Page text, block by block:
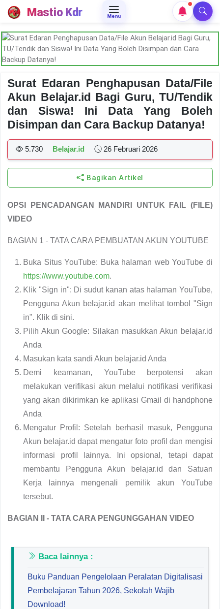
Mastio Kdr Menu
Surat Edaran Penghapusan Data/File
Akun Belajar.id Bagi Guru, TU/Tendik
dan Siswa! Ini Data Yang Boleh
Disimpan dan Cara Backup Datanya!
5.730 Belajar.id 26 Februari 2026
Bagikan Artikel
OPSI PENCADANGAN MANDIRI UNTUK FAIL (FILE)
VIDEO
BAGIAN 1 - TATA CARA PEMBUATAN AKUN YOUTUBE
Buka Situs YouTube: Buka halaman web YouTube di
https://www.youtube.com.
Klik "Sign in": Di sudut kanan atas halaman YouTube,
Pengguna Akun belajar.id akan melihat tombol "Sign
in". Klik di sini.
Pilih Akun Google: Silakan masukkan Akun belajar.id
Anda
Masukan kata sandi Akun belajar.id Anda
Demi keamanan, YouTube berpotensi akan
melakukan verifikasi akun melalui notifikasi verifikasi
yang akan dikirimkan ke aplikasi Gmail di handphone
Anda
Mengatur Profil: Setelah berhasil masuk, Pengguna
Akun belajar.id dapat mengatur foto profil dan mengisi
informasi profil lainnya. Ini opsional, tetapi dapat
membantu Pengguna Akun belajar.id dan Satuan
Kerja lainnya mengenali pemilik akun YouTube
tersebut.
BAGIAN II - TATA CARA PENGUNGGAHAN VIDEO
Baca lainnya :
Buku Panduan Pengelolaan Peralatan Digitalisasi
Pembelajaran Tahun 2026, Sekolah Wajib
Download!